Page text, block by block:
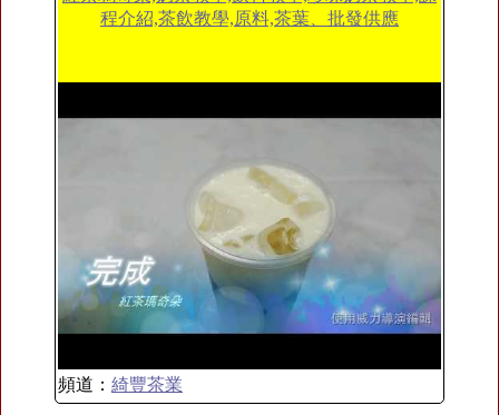
程介紹,茶飲教學,原料,茶葉、批發供應
頻道： 綺豐茶業